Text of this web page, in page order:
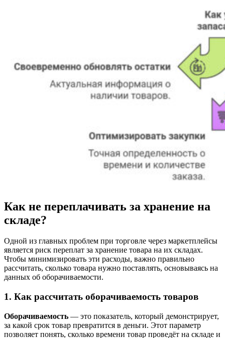
Как не переплачивать за хранение на
складе?
Одной из главных проблем при торговле через маркетплейсы
является риск переплат за хранение товара на их складах.
Чтобы минимизировать эти расходы, важно правильно
рассчитать, сколько товара нужно поставлять, основываясь на
данных об оборачиваемости.
1. Как рассчитать оборачиваемость товаров
Оборачиваемость — это показатель, который демонстрирует,
за какой срок товар превратится в деньги. Этот параметр
позволяет понять, сколько времени товар проведёт на складе и